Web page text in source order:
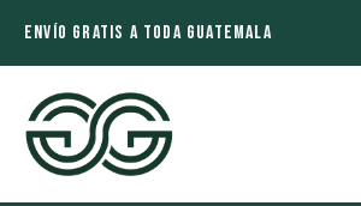
ENVÍO GRATIS A TODA GUATEMALA